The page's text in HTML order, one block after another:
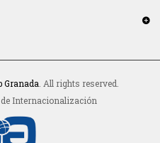
Granada. All rights reserved.
de Internacionalización